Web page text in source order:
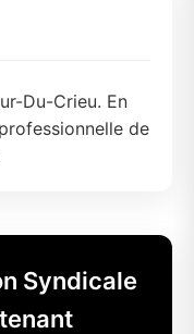
Du-Crieu. En
de
Syndicale